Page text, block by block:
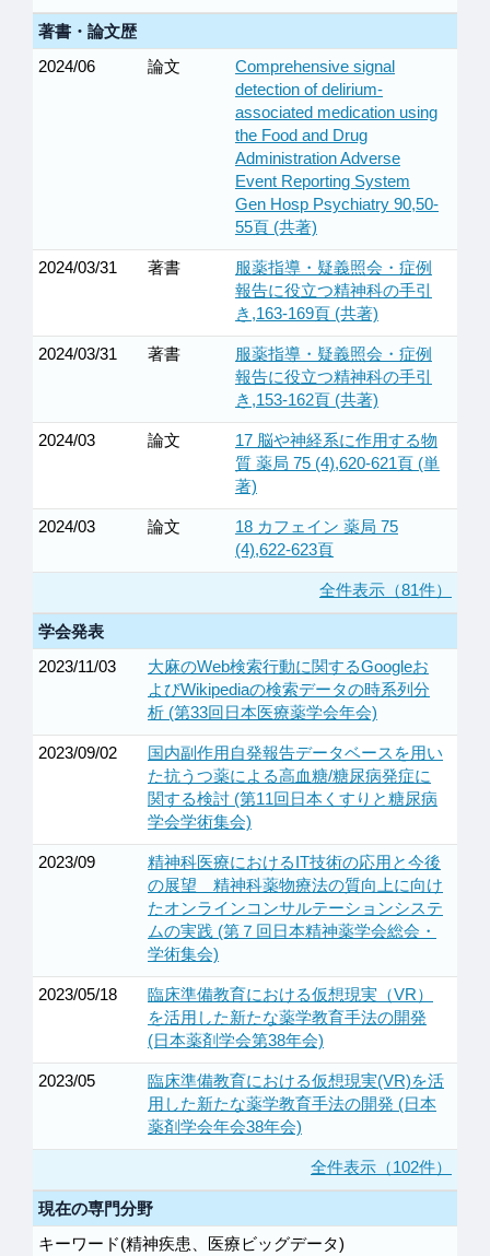
著書・論文歴
2024/06
論文
Comprehensive signal
detection of delirium-
associated medication using
the Food and Drug
Administration Adverse
Event Reporting System
Gen Hosp Psychiatry 90,50-
55頁 (共著)
2024/03/31 著書
服薬指導・疑義照会・症例
報告に役立つ精神科の手引
き,163-169頁 (共著)
2024/03/31 著書
服薬指導・疑義照会・症例
報告に役立つ精神科の手引
き,153-162頁 (共著)
2024/03 論文
17 脳や神経系に作用する物
質 薬局 75 (4),620-621頁 (単
著)
2024/03 論文
18 カフェイン 薬局 75
(4),622-623頁
全件表示（81件）
学会発表
2023/11/03
大麻のWeb検索行動に関するGoogleお
よびWikipediaの検索データの時系列分
析 (第33回日本医療薬学会年会)
2023/09/02
国内副作用自発報告データベースを用い
た抗うつ薬による高血糖/糖尿病発症に
関する検討 (第11回日本くすりと糖尿病
学会学術集会)
2023/09
精神科医療におけるIT技術の応用と今後
の展望 精神科薬物療法の質向上に向け
たオンラインコンサルテーションシステ
ムの実践 (第７回日本精神薬学会総会・
学術集会)
2023/05/18
臨床準備教育における仮想現実（VR）
を活用した新たな薬学教育手法の開発
(日本薬剤学会第38年会)
2023/05
臨床準備教育における仮想現実(VR)を活
用した新たな薬学教育手法の開発 (日本
薬剤学会年会38年会)
全件表示（102件）
現在の専門分野
キーワード(精神疾患、医療ビッグデータ)